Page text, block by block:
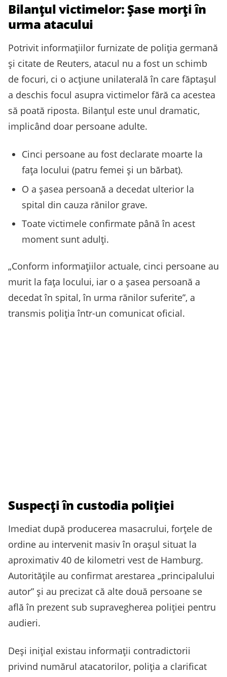
Bilanțul victimelor: Șase morți în
urma atacului
Potrivit informațiilor furnizate de poliția germană
și citate de Reuters, atacul nu a fost un schimb
de focuri, ci o acțiune unilaterală în care făptașul
a deschis focul asupra victimelor fără ca acestea
să poată riposta. Bilanțul este unul dramatic,
implicând doar persoane adulte.
Cinci persoane au fost declarate moarte la
fața locului (patru femei și un bărbat).
O a șasea persoană a decedat ulterior la
spital din cauza rănilor grave.
Toate victimele confirmate până în acest
moment sunt adulți.
„Conform informațiilor actuale, cinci persoane au
murit la fața locului, iar o a șasea persoană a
decedat în spital, în urma rănilor suferite”, a
transmis poliția într-un comunicat oficial.
Suspecți în custodia poliției
Imediat după producerea masacrului, forțele de
ordine au intervenit masiv în orașul situat la
aproximativ 40 de kilometri vest de Hamburg.
Autoritățile au confirmat arestarea „principalului
autor” și au precizat că alte două persoane se
află în prezent sub supravegherea poliției pentru
audieri.
Deși inițial existau informații contradictorii
privind numărul atacatorilor, poliția a clarificat